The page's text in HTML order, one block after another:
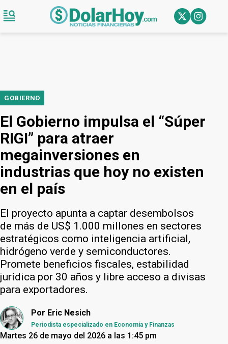
GOBIERNO
El Gobierno impulsa el “Súper
RIGI” para atraer
megainversiones en
industrias que hoy no existen
en el país
El proyecto apunta a captar desembolsos
de más de US$ 1.000 millones en sectores
estratégicos como inteligencia artificial,
hidrógeno verde y semiconductores.
Promete beneficios fiscales, estabilidad
jurídica por 30 años y libre acceso a divisas
para exportadores.
Por Eric Nesich
Periodista especializado en Economía y Finanzas
Martes 26 de mayo del 2026 a las 1:45 pm